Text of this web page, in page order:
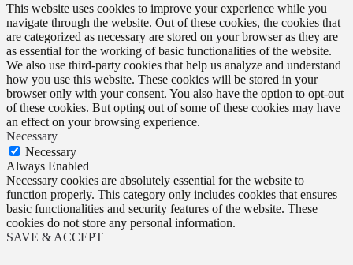
This website uses cookies to improve your experience while you
navigate through the website. Out of these cookies, the cookies that
are categorized as necessary are stored on your browser as they are
as essential for the working of basic functionalities of the website.
We also use third-party cookies that help us analyze and understand
how you use this website. These cookies will be stored in your
browser only with your consent. You also have the option to opt-out
of these cookies. But opting out of some of these cookies may have
an effect on your browsing experience.
Necessary
Necessary
Always Enabled
Necessary cookies are absolutely essential for the website to
function properly. This category only includes cookies that ensures
basic functionalities and security features of the website. These
cookies do not store any personal information.
SAVE & ACCEPT